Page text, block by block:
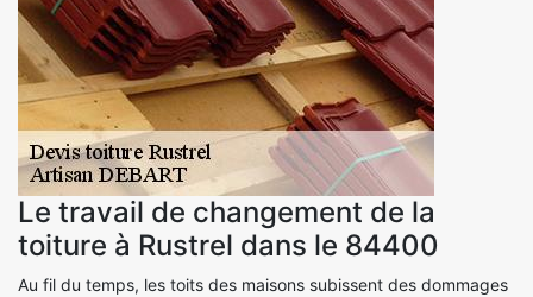
Le travail de changement de la
toiture à Rustrel dans le 84400
Au fil du temps, les toits des maisons subissent des dommages